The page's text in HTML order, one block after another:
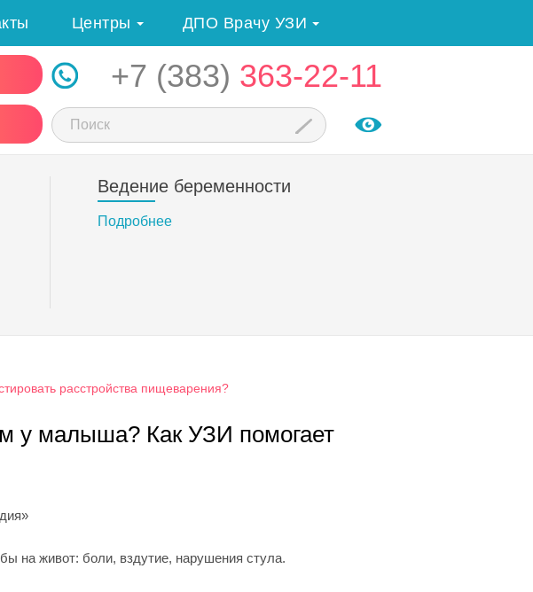
Центры ДПО Врачу УЗИ
+7 (383) 363-22-11
Ведение беременности
Подробнее
расстройства пищеварения?
у малыша? Как УЗИ помогает
на живот: боли, вздутие, нарушения стула.